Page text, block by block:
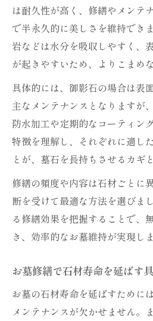
は耐久性が高く、修繕やメンテ
で半永久的に美しさを維持でき
岩などは水分を吸収しやすく、
が起きやすいため、よりこまめ
具体的には、御影石の場合は表
主なメンテナンスとなりますが
防水加工や定期的なコーティン
特徴を理解し、それぞれに適し
とが、墓石を長持ちさせるカギ
修繕の頻度や内容は石材ごとに
断を受けて最適な方法を選びま
る修繕効果を把握することで、
き、効率的なお墓維持が実現しま
お墓修繕で石材寿命を延ばす
お墓の石材寿命を延ばすために
メンテナンスが欠かせません。